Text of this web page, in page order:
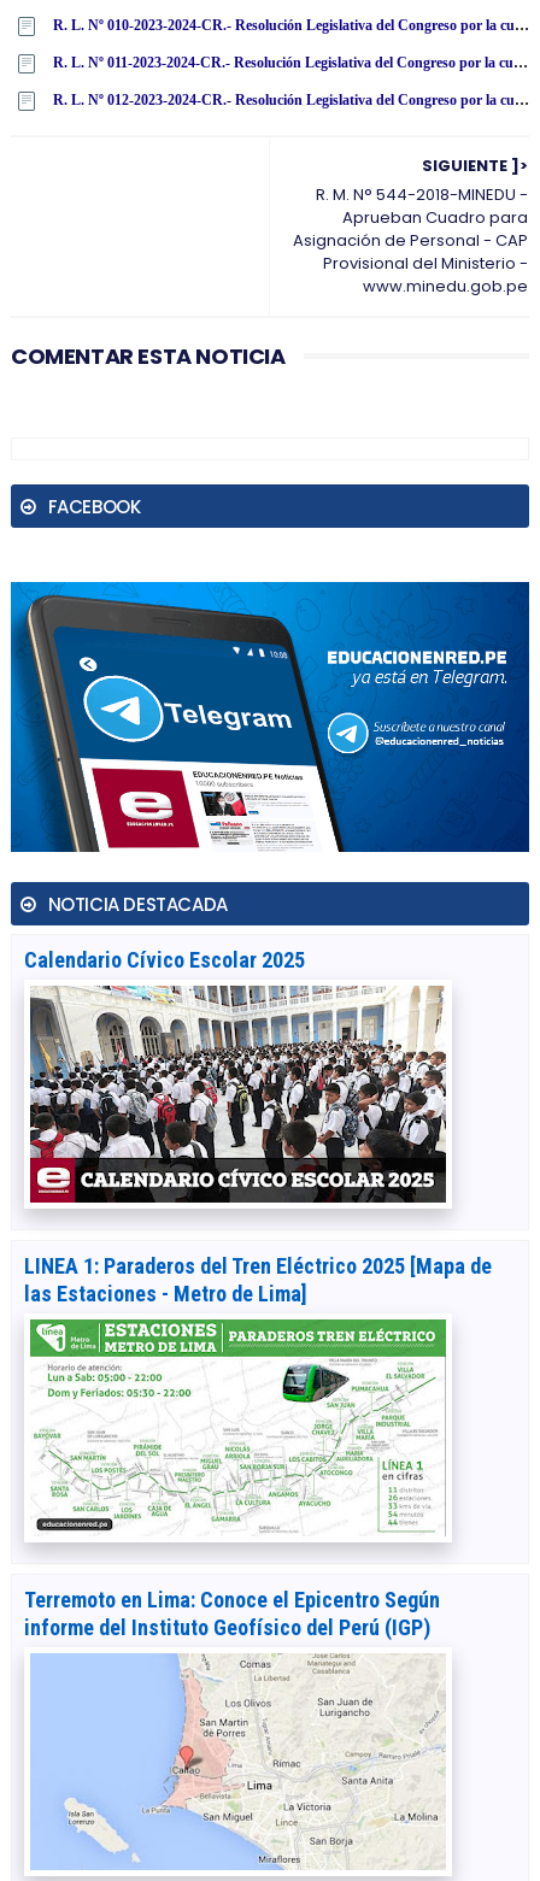
R. L. Nº 010-2023-2024-CR.- Resolución Legislativa del Congreso por la cual el Congreso de la República resuelve archivar la acusación constitucional contra el miembro de la Junta Nacional de Justicia Henry José Ávila Herrera por infracción de los artículos 156, inciso 3, y 139, inciso 3, de la Constitución Política
R. L. Nº 011-2023-2024-CR.- Resolución Legislativa del Congreso por la cual el Congreso de la República resuelve archivar la acusación constitucional contra el miembro de la Junta Nacional de Justicia Guillermo Santiago Thornberry Villarán por infracción de los artículos 156, inciso 3, y 139, inciso 3, de la Constitución Política
R. L. Nº 012-2023-2024-CR.- Resolución Legislativa del Congreso por la cual el Congreso de la República resuelve archivar la acusación constitucional contra la miembro de la Junta Nacional de Justicia María Amabilia Zavala Valladares por infracción de los artículos 156, inciso 3, y 139, inciso 3, de la Constitución Política
SIGUIENTE ]>
R. M. N° 544-2018-MINEDU -
Aprueban Cuadro para
Asignación de Personal - CAP
Provisional del Ministerio -
www.minedu.gob.pe
COMENTAR ESTA NOTICIA
FACEBOOK
NOTICIA DESTACADA
Calendario Cívico Escolar 2025
LINEA 1: Paraderos del Tren Eléctrico 2025 [Mapa de
las Estaciones - Metro de Lima]
Terremoto en Lima: Conoce el Epicentro Según
informe del Instituto Geofísico del Perú (IGP)